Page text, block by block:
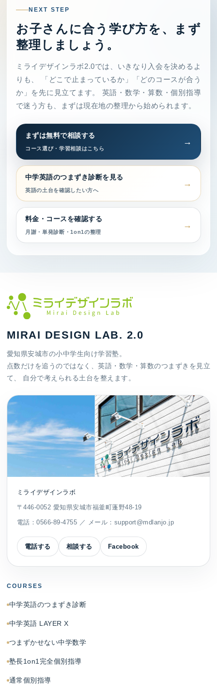
NEXT STEP
お子さんに合う学び方を、まず
整理しましょう。
ミライデザインラボ2.0では、いきなり入会を決めるよ
りも、 「どこで止まっているか」「どのコースが合う
か」を先に見立てます。 英語・数学・算数・個別指導
で迷う方も、まずは現在地の整理から始められます。
まずは無料で相談する
コース選び・学習相談はこちら
中学英語のつまずき診断を見る
英語の土台を確認したい方へ
料金・コースを確認する
月謝・単発診断・1on1の整理
MIRAI DESIGN LAB. 2.0
愛知県安城市の小中学生向け学習塾。
点数だけを追うのではなく、英語・数学・算数のつまずきを見立
て、 自分で考えられる土台を整えます。
ミライデザインラボ
〒446-0052 愛知県安城市福釜町蓬野48-19
電話：0566-89-4755 ／ メール： support@mdlanjo.jp
電話する 相談する Facebook
COURSES
中学英語のつまずき診断
中学英語 LAYER X
つまずかせない中学数学
塾長1on1完全個別指導
通常個別指導